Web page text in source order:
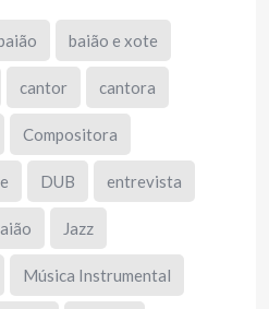
baião e xote
cantor cantora
Compositora
DUB entrevista
Jazz
Música Instrumental